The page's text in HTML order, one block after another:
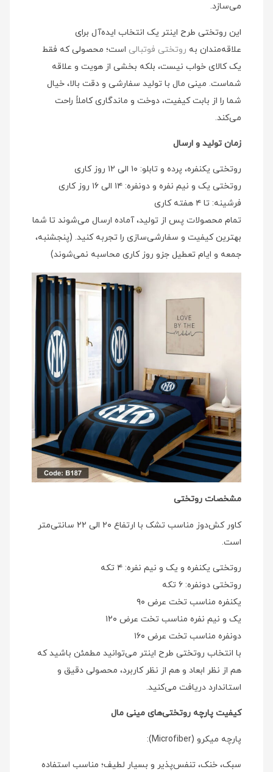
می‌سازد.
این روتختی طرح اینتر یک انتخاب ایده‌آل برای
علاقه‌مندان به روتختی فوتبالی است؛ محصولی که فقط
یک کالای خواب نیست، بلکه بخشی از هویت و علاقه
شماست. مینی مال با تولید سفارشی و دقت بالا، خیال
شما را از بابت کیفیت، دوخت و ماندگاری کاملاً راحت
می‌کند.
زمان تولید و ارسال
روتختی یکنفره، پرده و تابلو: ۱۰ الی ۱۲ روز کاری
روتختی یک و نیم نفره و دونفره: ۱۴ الی ۱۶ روز کاری
فرشینه: تا ۴ هفته کاری
تمام محصولات پس از تولید، آماده ارسال می‌شوند تا شما
بهترین کیفیت و سفارشی‌سازی را تجربه کنید. (پنجشنبه،
جمعه و ایام تعطیل جزو روز کاری محاسبه نمی‌شوند)
مشخصات روتختی
کاور کش‌دوز مناسب تشک با ارتفاع ۲۰ الی ۲۲ سانتی‌متر
است.
روتختی یکنفره و یک و نیم نفره: ۴ تکه
روتختی دونفره: ۶ تکه
یکنفره مناسب تخت عرض ۹۰
یک و نیم نفره مناسب تخت عرض ۱۲۰
دونفره مناسب تخت عرض ۱۶۰
با انتخاب روتختی طرح اینتر می‌توانید مطمئن باشید که
هم از نظر ابعاد و هم از نظر کاربرد، محصولی دقیق و
استاندارد دریافت می‌کنید.
کیفیت پارچه روتختی‌های مینی مال
پارچه میکرو (Microfiber):
سبک، خنک، تنفس‌پذیر و بسیار لطیف؛ مناسب استفاده